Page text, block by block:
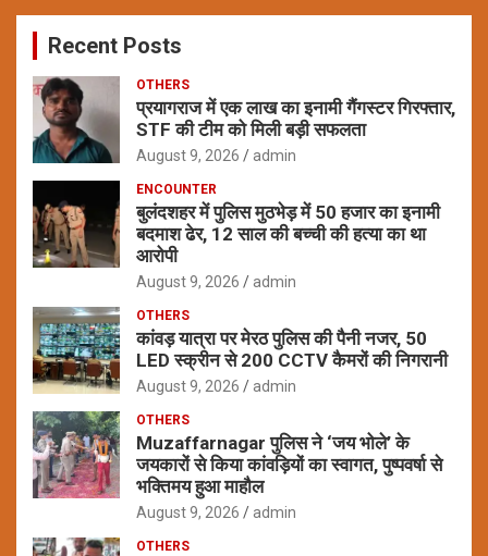
c
Recent Posts
OTHERS
प्रयागराज में एक लाख का इनामी गैंगस्टर गिरफ्तार,
STF की टीम को मिली बड़ी सफलता
August 9, 2026 admin
ENCOUNTER
बुलंदशहर में पुलिस मुठभेड़ में 50 हजार का इनामी
बदमाश ढेर, 12 साल की बच्ची की हत्या का था
आरोपी
August 9, 2026 admin
OTHERS
कांवड़ यात्रा पर मेरठ पुलिस की पैनी नजर, 50
LED स्क्रीन से 200 CCTV कैमरों की निगरानी
August 9, 2026 admin
OTHERS
Muzaffarnagar पुलिस ने ‘जय भोले’ के
जयकारों से किया कांवड़ियों का स्वागत, पुष्पवर्षा से
भक्तिमय हुआ माहौल
August 9, 2026 admin
OTHERS